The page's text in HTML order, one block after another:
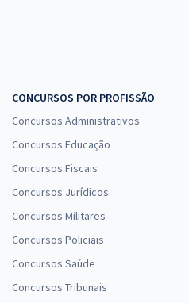
CONCURSOS POR PROFISSÃO
Concursos Administrativos
Concursos Educação
Concursos Fiscais
Concursos Jurídicos
Concursos Militares
Concursos Policiais
Concursos Saúde
Concursos Tribunais